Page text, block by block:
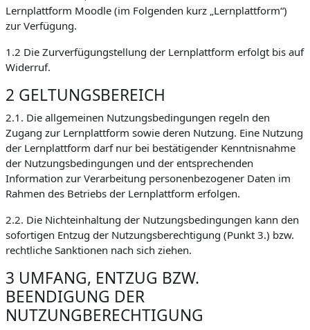
Lernplattform Moodle (im Folgenden kurz „Lernplattform“)
zur Verfügung.
1.2 Die Zurverfügungstellung der Lernplattform erfolgt bis auf
Widerruf.
2 GELTUNGSBEREICH
2.1. Die allgemeinen Nutzungsbedingungen regeln den
Zugang zur Lernplattform sowie deren Nutzung. Eine Nutzung
der Lernplattform darf nur bei bestätigender Kenntnisnahme
der Nutzungsbedingungen und der entsprechenden
Information zur Verarbeitung personenbezogener Daten im
Rahmen des Betriebs der Lernplattform erfolgen.
2.2. Die Nichteinhaltung der Nutzungsbedingungen kann den
sofortigen Entzug der Nutzungsberechtigung (Punkt 3.) bzw.
rechtliche Sanktionen nach sich ziehen.
3 UMFANG, ENTZUG BZW.
BEENDIGUNG DER
NUTZUNGBERECHTIGUNG